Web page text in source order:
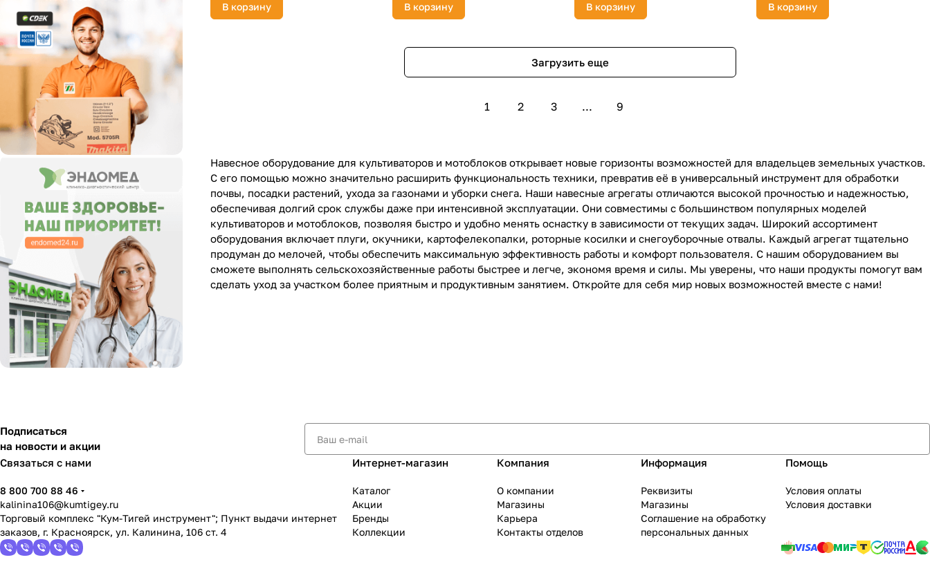
В корзину В корзину В корзину В корзину
Загрузить еще
1 2 3 ... 9
Навесное оборудование для культиваторов и мотоблоков открывает новые горизонты возможностей для владельцев земельных участков.
С его помощью можно значительно расширить функциональность техники, превратив её в универсальный инструмент для обработки
почвы, посадки растений, ухода за газонами и уборки снега. Наши навесные агрегаты отличаются высокой прочностью и надежностью,
обеспечивая долгий срок службы даже при интенсивной эксплуатации. Они совместимы с большинством популярных моделей
культиваторов и мотоблоков, позволяя быстро и удобно менять оснастку в зависимости от текущих задач. Широкий ассортимент
оборудования включает плуги, окучники, картофелекопалки, роторные косилки и снегоуборочные отвалы. Каждый агрегат тщательно
продуман до мелочей, чтобы обеспечить максимальную эффективность работы и комфорт пользователя. С нашим оборудованием вы
сможете выполнять сельскохозяйственные работы быстрее и легче, экономя время и силы. Мы уверены, что наши продукты помогут вам
сделать уход за участком более приятным и продуктивным занятием. Откройте для себя мир новых возможностей вместе с нами!
Подписаться
на новости и акции
Связаться с нами
8 800 700 88 46
kalinina106@kumtigey.ru
Торговый комплекс "Кум-Тигей инструмент"; Пункт выдачи интернет
заказов, г. Красноярск, ул. Калинина, 106 ст. 4
Интернет-магазин
Каталог
Акции
Бренды
Коллекции
Компания
О компании
Магазины
Карьера
Контакты отделов
Информация
Реквизиты
Магазины
Соглашение на обработку
персональных данных
Помощь
Условия оплаты
Условия доставки